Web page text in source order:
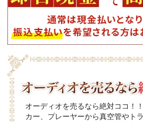
オーディオを売るなら絶対ココ！
カー、プレーヤーから真空管やト